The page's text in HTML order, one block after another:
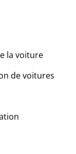
la voiture
de voitures